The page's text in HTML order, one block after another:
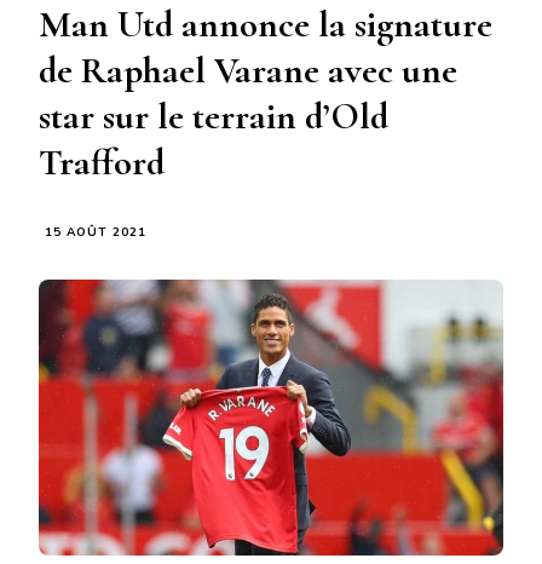
Man Utd annonce la signature
de Raphael Varane avec une
star sur le terrain d’Old
Trafford
15 AOÛT 2021